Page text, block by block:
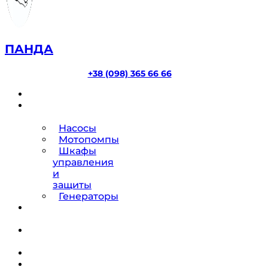
ПАНДА
+38 (098) 365 66 66
Насосы
Мотопомпы
Шкафы
управления
и
защиты
Генераторы